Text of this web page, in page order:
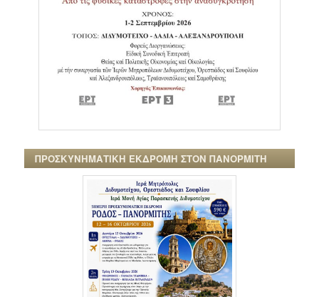
ΠΡΟΣΚΥΝΗΜΑΤΙΚΗ ΕΚΔΡΟΜΗ ΣΤΟΝ ΠΑΝΟΡΜΙΤΗ